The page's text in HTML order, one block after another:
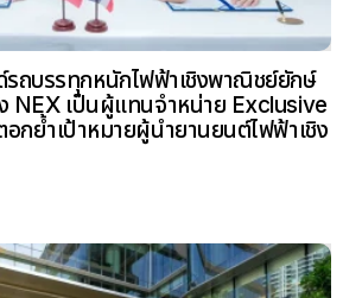
ถบรรทุกหนักไฟฟ้าเชิงพาณิชย์ยักษ์
NEX เป็นผู้แทนจำหน่าย Exclusive
กย้ำเป้าหมายผู้นำยานยนต์ไฟฟ้าเชิง